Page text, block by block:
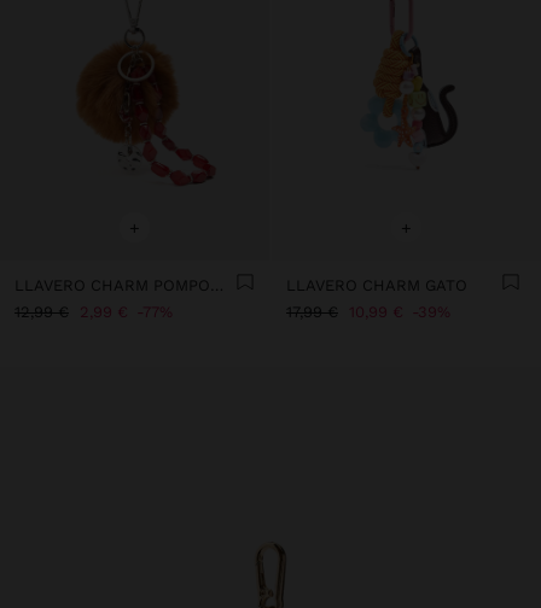
+
12,99 €
2,99 € 77%
+
LLAVERO CHARM GATO
17,99 €
10,99 € 39%